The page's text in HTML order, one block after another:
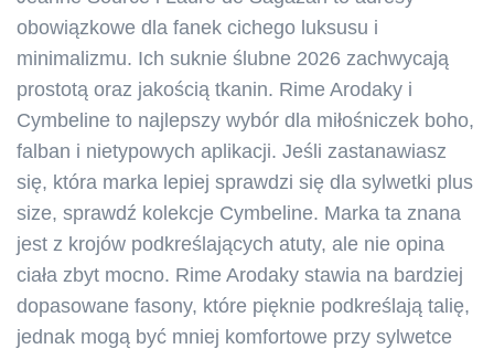
obowiązkowe dla fanek cichego luksusu i
minimalizmu. Ich suknie ślubne 2026 zachwycają
prostotą oraz jakością tkanin. Rime Arodaky i
Cymbeline to najlepszy wybór dla miłośniczek boho,
falban i nietypowych aplikacji. Jeśli zastanawiasz
się, która marka lepiej sprawdzi się dla sylwetki plus
size, sprawdź kolekcje Cymbeline. Marka ta znana
jest z krojów podkreślających atuty, ale nie opina
ciała zbyt mocno. Rime Arodaky stawia na bardziej
dopasowane fasony, które pięknie podkreślają talię,
jednak mogą być mniej komfortowe przy sylwetce